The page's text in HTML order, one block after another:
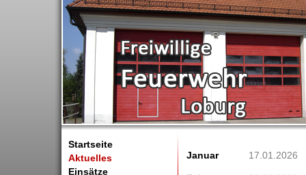
Startseite
Aktuelles
Einsätze
Januar 17.01.2026